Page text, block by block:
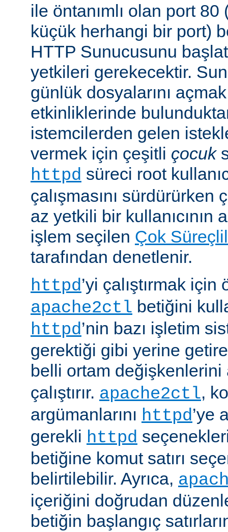
ile öntanımlı olan port 80
küçük herhangi bir port)
HTTP Sunucusunu
yetkileri gerekecektir.
günlük dosyalarını
etkinliklerinde
istemcilerden gelen
vermek için çeşitli çocuk
httpd süreci root
çalışmasını
az yetkili bir kullanıcının
işlem seçilen Çok
tarafından denetlenir.
httpd’yi çalıştırmak
apache2ctl betiğini
httpd’nin bazı işletim
gerektiği gibi yerine
belli ortam
çalıştırır. apache2ctl,
argümanlarını httpd’ye
gerekli httpd
betiğine komut satırı
belirtilebilir. Ayrıca,
içeriğini doğrudan
betiğin başlangıç